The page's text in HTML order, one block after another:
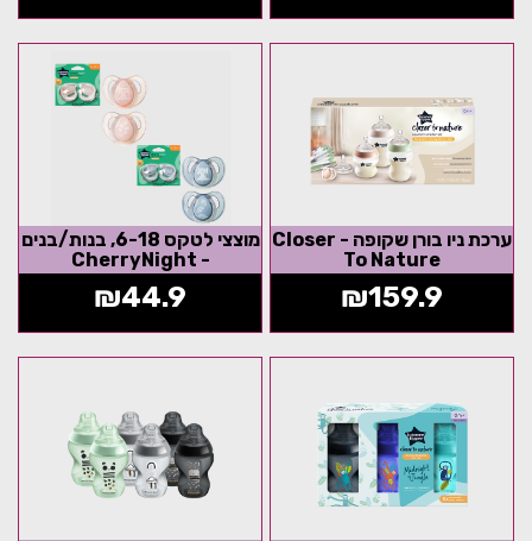
ערכת ניו בורן שקופה - Closer
To Nature
₪159.9
מוצצי לטקס 6-18, בנות/בנים
- CherryNight
₪44.9